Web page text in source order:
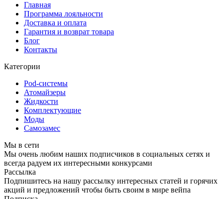
Главная
Программа лояльности
Доставка и оплата
Гарантия и возврат товара
Блог
Контакты
Категории
Pod-системы
Атомайзеры
Жидкости
Комплектующие
Моды
Самозамес
Мы в сети
Мы очень любим наших подписчиков в социальных сетях и
всегда радуем их интересными конкурсами
Рассылка
Подпишитесь на нашу рассылку интересных статей и горячих
акций и предложений чтобы быть своим в мире вейпа